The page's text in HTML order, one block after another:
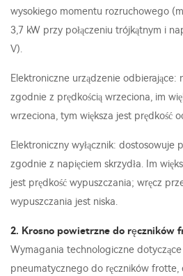
wysokiego momentu rozruchowego
3,7 kW przy połączeniu trójkątnym i
V).
Elektroniczne urządzenie odbierające:
zgodnie z prędkością wrzeciona, im
wrzeciona, tym większa jest prędkość
Elektroniczny wyłącznik: dostosowuje
zgodnie z napięciem skrzydła. Im
jest prędkość wypuszczania; wręcz
wypuszczania jest niska.
2. Krosno powietrzne do ręczników
Wymagania technologiczne
pneumatycznego do ręczników frotte,